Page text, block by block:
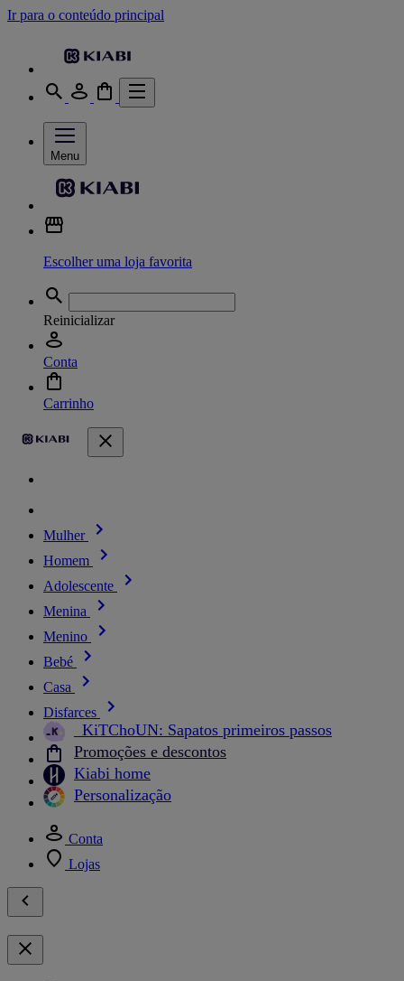
Ir para o conteúdo principal
Menu
Escolher uma loja favorita
Reinicializar
Conta
Carrinho
Mulher
Homem
Adolescente
Menina
Menino
Bebé
Casa
Disfarces
_KiTChoUN: Sapatos primeiros passos
Promoções e descontos
Kiabi home
Personalização
Conta
Lojas